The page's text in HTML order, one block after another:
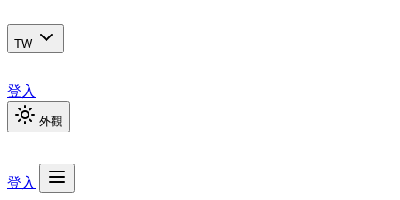
TW
登入
外觀
登入